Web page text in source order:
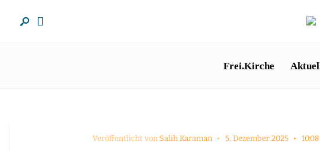
Frei.Kirche
Veröffentlicht von Salih Karaman • 5. Dezember 2025 • 10:08